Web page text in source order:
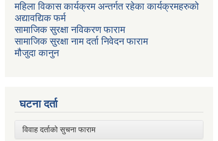
महिला विकास कार्यक्रम अन्तर्गत रहेका कार्यक्रमहरुको
अद्यावद्यिक फर्म
सामाजिक सुरक्षा नविकरण फाराम
सामाजिक सुरक्षा नाम दर्ता निवेदन फाराम
मौजुदा कानुन
घटना दर्ता
विवाह दर्ताको सुचना फाराम